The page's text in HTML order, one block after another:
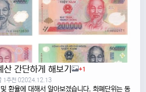
간단하게 해보기 +1
1추천 02024.12.13
환율에 대해서 알아보겠습니다. 화폐단위는 동